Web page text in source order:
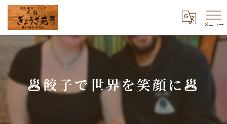
メニュー
🥟餃子で世界を笑顔に🥟